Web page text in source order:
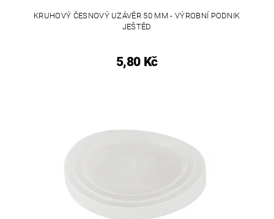
KRUHOVÝ ČESNOVÝ UZÁVĚR 50 MM - VÝROBNÍ PODNIK
JEŠTĚD
5,80 Kč